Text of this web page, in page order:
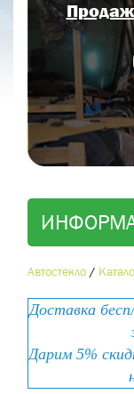
Автостекло /
Доставка
Дарим 5%